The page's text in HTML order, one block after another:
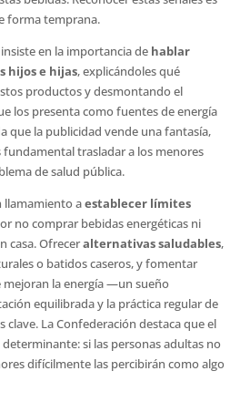
forma temprana.
en la importancia de hablar
hijos e hijas, explicándoles qué
productos y desmontando el
los presenta como fuentes de energía
que la publicidad vende una fantasía,
fundamental trasladar a los menores
de salud pública.
llamamiento aestablecer límites
no comprar bebidas energéticas ni
casa. Ofreceralternativas saludables,
o batidos caseros, y fomentar
la energía —un sueño
equilibrada y la práctica regular de
La Confederación destaca que el
si las personas adultas no
difícilmente las percibirán como algo